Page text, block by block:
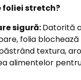
foliei stretch?
sigură:Datorită
folia blochează
textura,
alimentelor